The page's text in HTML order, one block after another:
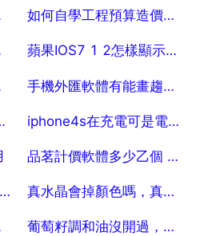
2025-07-29
準？ 如何自學工程預算造價從什麼開始學
2025-07-29
話 蘋果IOS7 1 2怎樣顯示電池電量百分比
2025-07-29
吧 手機外匯軟體有能畫趨勢線的嗎？
2025-07-29
釣竿哪找 iphone4s在充電可是電量為什麼會越充越少
2025-07-29 品茗計價軟體多少乙個 或者廣達計價多少乙個。。。。。。 5
2025-07-29
模擬城市4橋樑建設，模擬城市4尖峰時刻怎麼做橋 真水晶會掉顏色嗎，真的水晶項鍊表面會掉顏色嗎
2025-07-29
全 葡萄籽調和油沒開過，過期了能食用嗎